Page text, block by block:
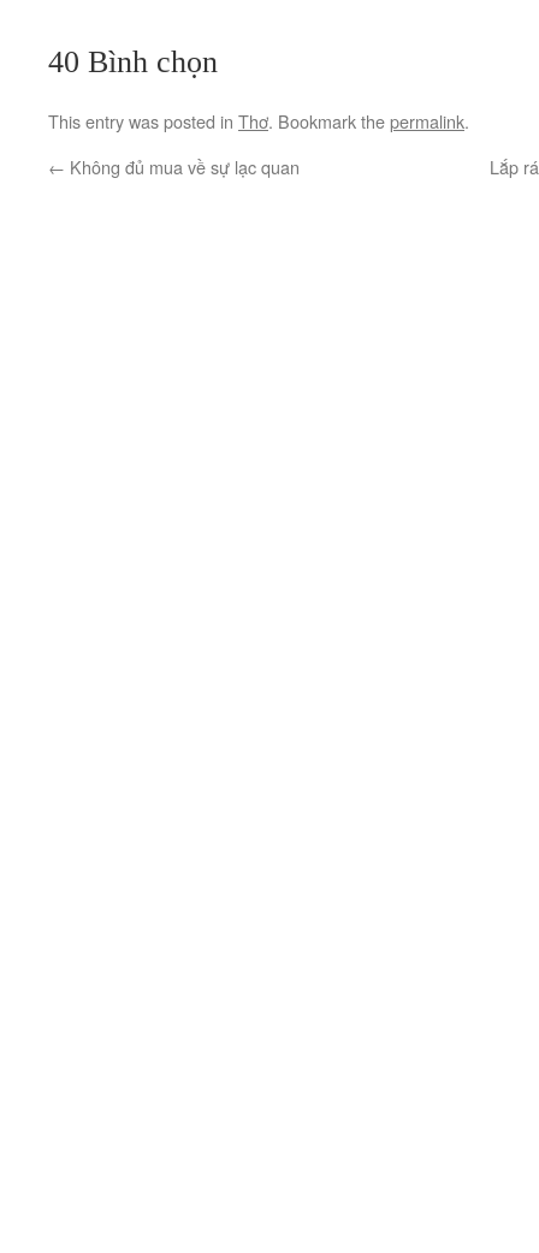
40 Bình chọn
This entry was posted in Thơ. Bookmark thepermalink.
← Không đủ mua về sự lạc quan Lắp